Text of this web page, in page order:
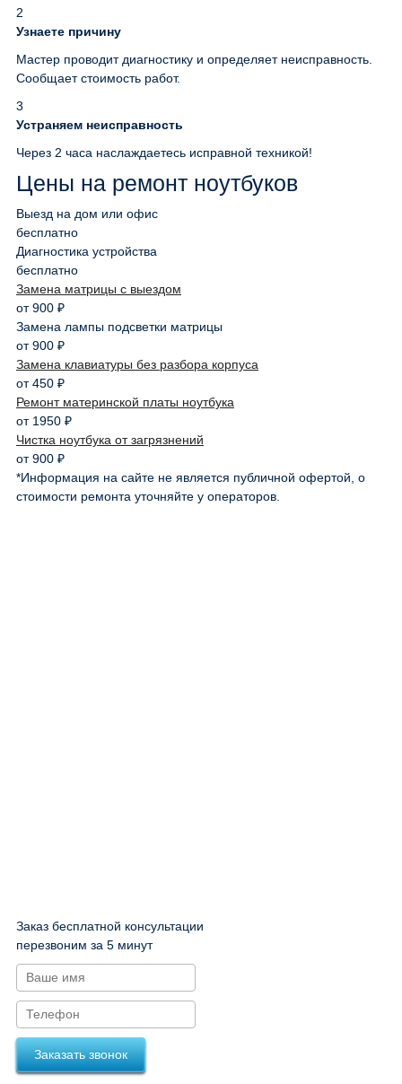
2
Узнаете причину
Мастер проводит диагностику и определяет неисправность.
Сообщает стоимость работ.
3
Устраняем неисправность
Через 2 часа наслаждаетесь исправной техникой!
Цены на ремонт ноутбуков
Выезд на дом или офис
бесплатно
Диагностика устройства
бесплатно
Замена матрицы с выездом
от 900 ₽
Замена лампы подсветки матрицы
от 900 ₽
Замена клавиатуры без разбора корпуса
от 450 ₽
Ремонт материнской платы ноутбука
от 1950 ₽
Чистка ноутбука от загрязнений
от 900 ₽
*Информация на сайте не является публичной офертой, о
стоимости ремонта уточняйте у операторов.
Заказ бесплатной консультации
перезвоним за 5 минут
Заказать звонок